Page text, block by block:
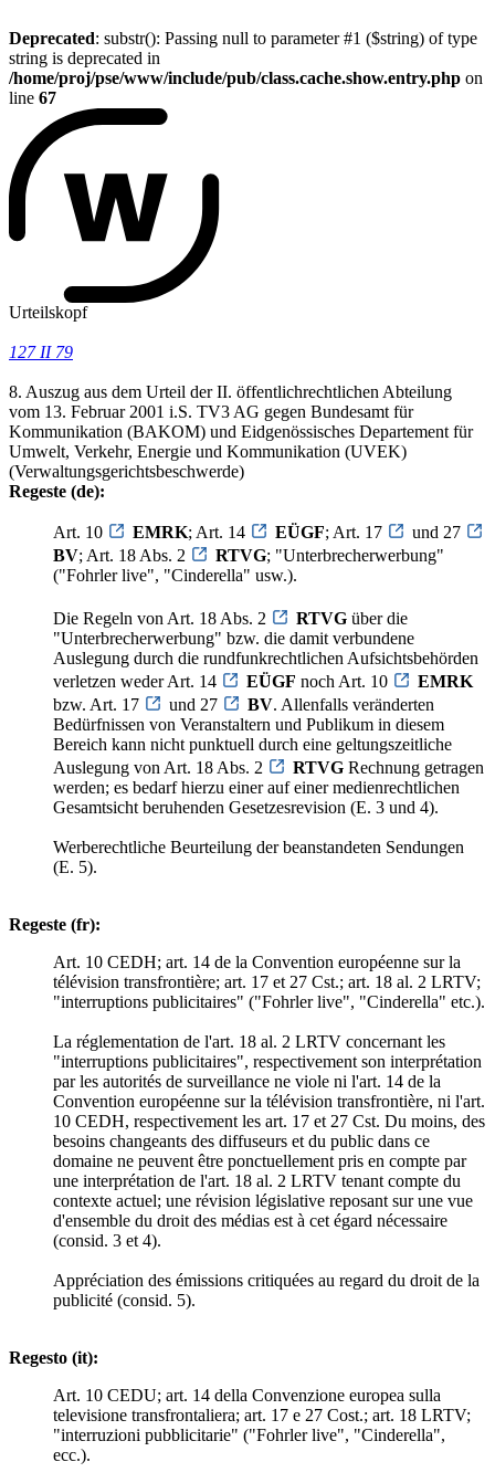
Deprecated: substr(): Passing null to parameter #1 ($string) of type
string is deprecated in
/home/proj/pse/www/include/pub/class.cache.show.entry.php on
line 67
Urteilskopf
127 II 79
8. Auszug aus dem Urteil der II. öffentlichrechtlichen Abteilung
vom 13. Februar 2001 i.S. TV3 AG gegen Bundesamt für
Kommunikation (BAKOM) und Eidgenössisches Departement für
Umwelt, Verkehr, Energie und Kommunikation (UVEK)
(Verwaltungsgerichtsbeschwerde)
Regeste (de):
Art. 10 EMRK; Art. 14 EÜGF; Art. 17
und 27
BV; Art. 18 Abs. 2 RTVG; "Unterbrecherwerbung"
("Fohrler live", "Cinderella" usw.).
Die Regeln von Art. 18 Abs. 2 RTVG über die
"Unterbrecherwerbung" bzw. die damit verbundene
Auslegung durch die rundfunkrechtlichen Aufsichtsbehörden
verletzen weder Art. 14
EÜGF noch Art. 10
EMRK
bzw. Art. 17
und 27 BV. Allenfalls veränderten
Bedürfnissen von Veranstaltern und Publikum in diesem
Bereich kann nicht punktuell durch eine geltungszeitliche
Auslegung von Art. 18 Abs. 2
RTVG Rechnung getragen
werden; es bedarf hierzu einer auf einer medienrechtlichen
Gesamtsicht beruhenden Gesetzesrevision (E. 3 und 4).
Werberechtliche Beurteilung der beanstandeten Sendungen
(E. 5).
Regeste (fr):
Art. 10 CEDH; art. 14 de la Convention européenne sur la
télévision transfrontière; art. 17 et 27 Cst.; art. 18 al. 2 LRTV;
"interruptions publicitaires" ("Fohrler live", "Cinderella" etc.).
La réglementation de l'art. 18 al. 2 LRTV concernant les
"interruptions publicitaires", respectivement son interprétation
par les autorités de surveillance ne viole ni l'art. 14 de la
Convention européenne sur la télévision transfrontière, ni l'art.
10 CEDH, respectivement les art. 17 et 27 Cst. Du moins, des
besoins changeants des diffuseurs et du public dans ce
domaine ne peuvent être ponctuellement pris en compte par
une interprétation de l'art. 18 al. 2 LRTV tenant compte du
contexte actuel; une révision législative reposant sur une vue
d'ensemble du droit des médias est à cet égard nécessaire
(consid. 3 et 4).
Appréciation des émissions critiquées au regard du droit de la
publicité (consid. 5).
Regesto (it):
Art. 10 CEDU; art. 14 della Convenzione europea sulla
televisione transfrontaliera; art. 17 e 27 Cost.; art. 18 LRTV;
"interruzioni pubblicitarie" ("Fohrler live", "Cinderella",
ecc.).